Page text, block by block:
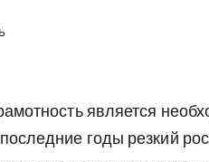
является
годы резкий